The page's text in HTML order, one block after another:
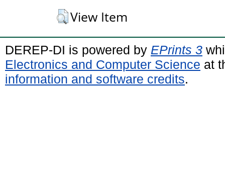
View Item
DEREP-DI is powered by EPrints 3
Electronics and Computer Science at
information and software credits.